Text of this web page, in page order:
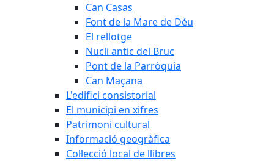
Can Casas
Font de la Mare de Déu
El rellotge
Nucli antic del Bruc
Pont de la Parròquia
Can Maçana
L'edifici consistorial
El municipi en xifres
Patrimoni cultural
Informació geogràfica
Col·lecció local de llibres